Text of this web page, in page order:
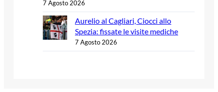
7 Agosto 2026
Aurelio al Cagliari, Ciocci allo
Spezia: fissate le visite mediche
7 Agosto 2026